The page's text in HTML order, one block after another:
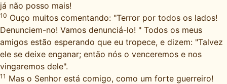
já não posso mais!
10 Ouço muitos comentando: "Terror por todos os lados!
Denunciem-no! Vamos denunciá-lo! " Todos os meus
amigos estão esperando que eu tropece, e dizem: "Talvez
ele se deixe enganar; então nós o venceremos e nos
vingaremos dele".
11 Mas o Senhor está comigo, como um forte guerreiro!